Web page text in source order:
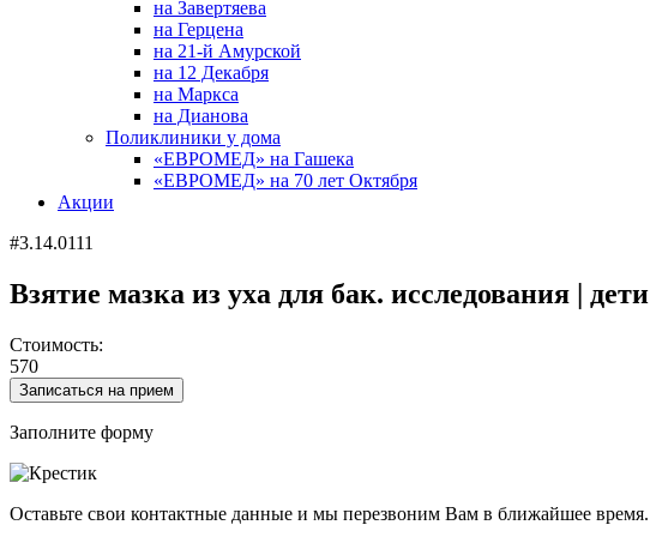
на Завертяева
на Герцена
на 21-й Амурской
на 12 Декабря
на Маркса
на Дианова
Поликлиники у дома
«ЕВРОМЕД» на Гашека
«ЕВРОМЕД» на 70 лет Октября
Акции
#3.14.0111
Взятие мазка из уха для бак. исследования | дети
Стоимость:
570
Записаться на прием
Заполните форму
Оставьте свои контактные данные и мы перезвоним Вам в ближайшее время.